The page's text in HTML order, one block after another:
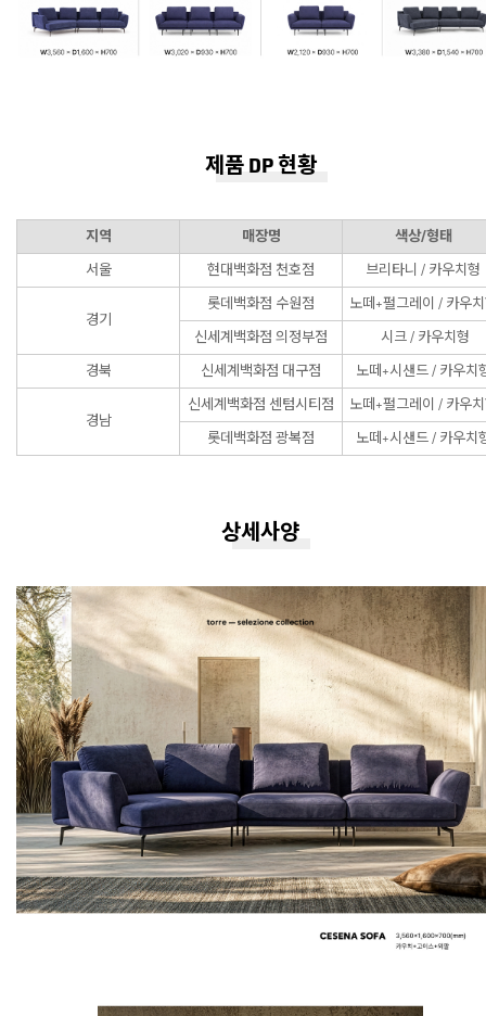
제품 DP 현황
지역 매장명
색상/형태
서울
현대백화점 천호점 브리타니 / 카우치형
경기
롯데백화점 수원점
노떼+펄그레이 / 카우
신세계백화점 의정부점
시크 / 카우치형
경북
신세계백화점 대구점 노떼+시샌드 / 카우치
경남
신세계백화점 센텀시티점
노떼+펄그레이 / 카우
롯데백화점 광복점
노떼+시샌드 / 카우치
상세사양